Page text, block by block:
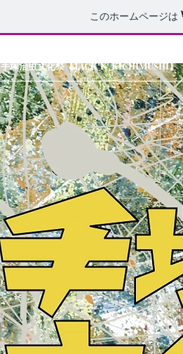
このホームページは
手塚治虫文化祭【JACK'N' KICHIMUSHI】